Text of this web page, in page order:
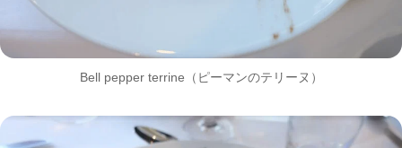
Bell pepper terrine（ピーマンのテリーヌ）